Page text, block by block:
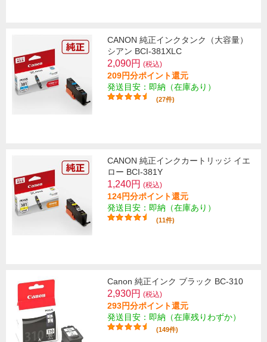
CANON 純正インクタンク（大容量）
シアン BCI-381XLC
2,090円 (税込)
209円分ポイント還元
発送目安：即納（在庫あり）
(27件)
CANON 純正インクカートリッジ イエ
ロー BCI-381Y
1,240円 (税込)
124円分ポイント還元
発送目安：即納（在庫あり）
(11件)
Canon 純正インク ブラック BC-310
2,930円 (税込)
293円分ポイント還元
発送目安：即納（在庫残りわずか）
(149件)